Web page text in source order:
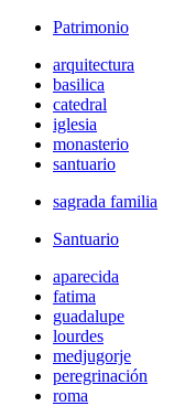
Patrimonio
arquitectura
basilica
catedral
iglesia
monasterio
santuario
sagrada familia
Santuario
aparecida
fatima
guadalupe
lourdes
medjugorje
peregrinación
roma